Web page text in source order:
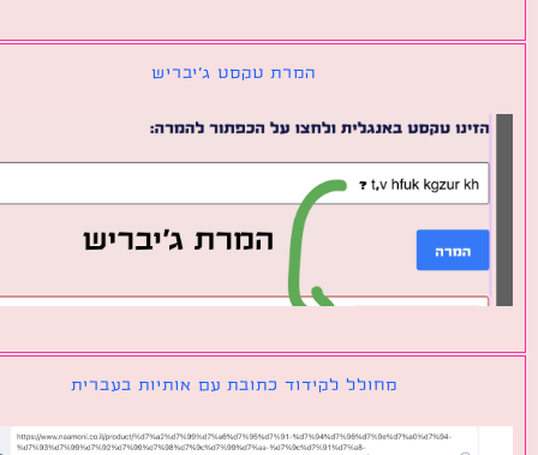
המרת טקסט ג׳יבריש
מחולל לקידוד כתובת עם אותיות בעברית